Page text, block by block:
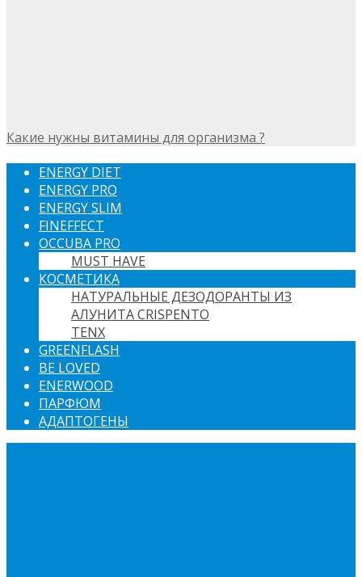
Какие нужны витамины для организма ?
ENERGY DIET
ENERGY PRO
ENERGY SLIM
FINEFFECT
OCCUBA PRO
MUST HAVE
КОСМЕТИКА
НАТУРАЛЬНЫЕ ДЕЗОДОРАНТЫ ИЗ
АЛУНИТА CRISPENTO
TENX
GREENFLASH
BE LOVED
ENERWOOD
ПАРФЮМ
АДАПТОГЕНЫ